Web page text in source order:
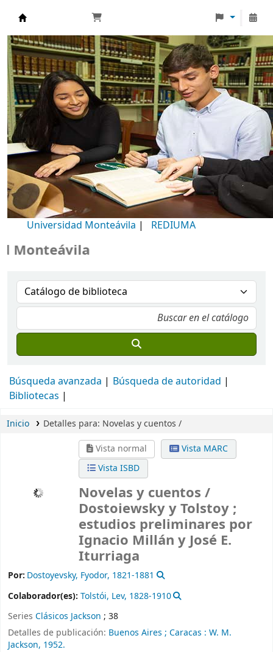
Biblioteca Universidad Monteávila
Universidad Monteávila | REDIUMA
Búsqueda avanzada
Búsqueda de autoridad
Bibliotecas
Inicio Detalles para: Novelas y cuentos /
Vista normal
Vista MARC
Vista ISBD
Novelas y cuentos /
Dostoiewsky y Tolstoy ;
estudios preliminares por
Ignacio Millán y José E.
Iturriaga
Por: Dostoyevsky, Fyodor, 1821-1881
Colaborador(es): Tolstói, Lev, 1828-1910
Series Clásicos Jackson ; 38
Detalles de publicación: Buenos Aires ; Caracas : W. M.
Jackson, 1952.